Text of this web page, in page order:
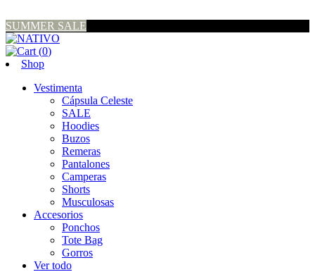
SUMMER SALE
(0)
Shop
Vestimenta
Cápsula Celeste
SALE
Hoodies
Buzos
Remeras
Pantalones
Camperas
Shorts
Musculosas
Accesorios
Ponchos
Tote Bag
Gorros
Ver todo